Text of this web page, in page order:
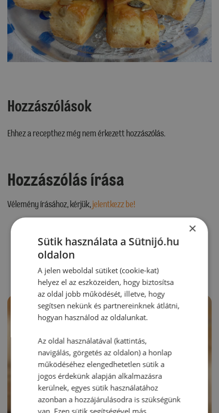
Hozzászólások
Ehhez a recepthez még nem érkezett hozzászólás.
Hozzászólás írása
Vélemény írásához, kérjük,jelentkezz be!
RECEPTAJÁNLÓ
×
Sütik használata a Sütnijó.hu
oldalon
A jelen weboldal sütiket (cookie-kat)
helyez el az eszközeiden, hogy biztosítsa
az oldal jobb működését, illetve, hogy
segítsen nekünk és partnereinknek átlátni,
hogyan használod az oldalunkat.
Az oldal használatával (kattintás,
navigálás, görgetés az oldalon) a honlap
működéséhez elengedhetetlen sütik a
jogos érdekünk alapján alkalmazásra
kerülnek, egyes sütik használatához
azonban a hozzájárulásodra is szükségünk
van. Ezen sütik segítségével más